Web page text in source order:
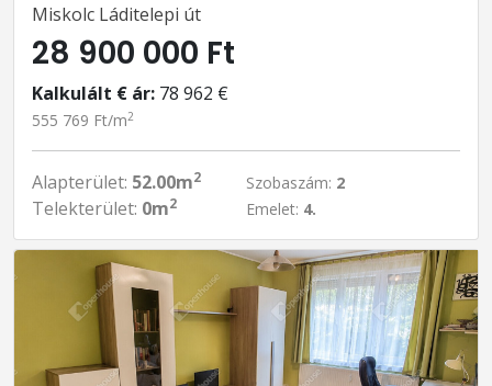
Miskolc Láditelepi út
28 900 000 Ft
Kalkulált € ár: 78 962 €
555 769 Ft/m2
Alapterület: 52.00m2
Telekterület: 0m2
Szobaszám: 2
Emelet: 4.